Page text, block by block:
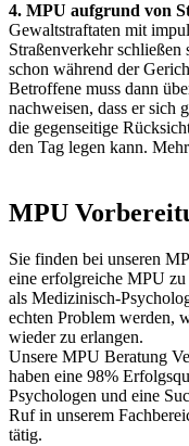
4. MPU aufgrund von
Gewaltstraftaten mit
Straßenverkehr
schon während der
Betroffene muss dann
nachweisen, dass er sich
die gegenseitige
den Tag legen kann.
MPU
Sie finden bei unseren
eine erfolgreiche MPU
als Medizinisch-
echten Problem werden,
wieder zu erlangen.
Unsere MPU Beratung
haben eine 98%
Psychologen und eine
Ruf in unserem
tätig.